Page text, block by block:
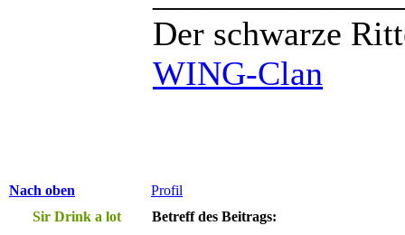
Der schwarze
WING-Clan
Nach oben
Profil
Sir Drink a lot
Betreff des Beitrags: